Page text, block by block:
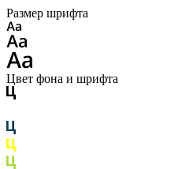
Размер шрифта
Цвет фона и шрифта